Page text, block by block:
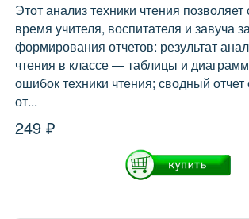
Этот анализ техники чтения позволяет
время учителя, воспитателя и завуча
формирования отчетов: результат
чтения в классе — таблицы и
ошибок техники чтения; сводный
от...
249 ₽